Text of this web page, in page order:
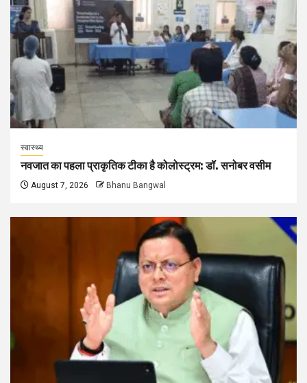
स्वास्थ्य
नवजात का पहला प्राकृतिक टीका है कोलोस्ट्रम: डॉ. सनोबर वसीम
August 7, 2026 Bhanu Bangwal